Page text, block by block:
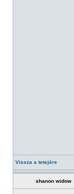
Vissza a tetejére
shanon widow